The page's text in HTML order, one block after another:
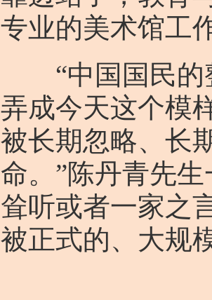
专业的美术馆工
“中国国民的
弄成今天这个模
被长期忽略、长
命。”陈丹青先
耸听或者一家之
被正式的、大规